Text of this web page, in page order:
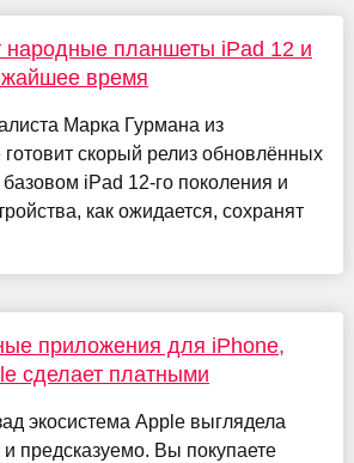
народные планшеты iPad 12 и
время
Марка Гурмана из
скорый релиз обновлённых
iPad 12-го поколения и
как ожидается, сохранят
приложения для iPhone,
сделает платными
экосистема Apple выглядела
предсказуемо. Вы покупаете